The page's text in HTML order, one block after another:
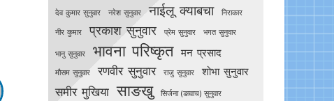
देव कुमार सुनुवार नरेश सुनुवार नाईलू क्याबचा
निराकार
नीर कुमार
प्रकाश सुनुवार प्रेम सुनुवार भगत सुनुवार
भानु सुनुवार भावना परिष्कृत मन प्रसाद
मौसम सुनुवार रणवीर सुनुवार राजु सुनुवार शोभा सुनुवार
समीर मुखिया साङखु सिर्जना (ङावाच) सुनुवार